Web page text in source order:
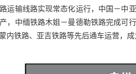
运输线路实现常态化运行，中国－中
，中缅铁路木姐－曼德勒铁路完成可
内铁路、亚吉铁路等先后通车运营，